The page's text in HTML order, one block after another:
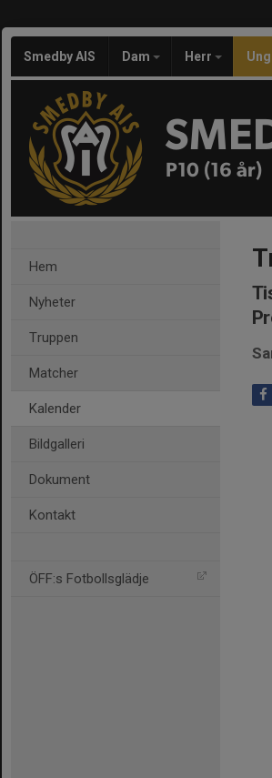
Smedby AIS Dam Herr
P10 (16 år)
Hem
Nyheter
Truppen
Matcher
Kalender
Bildgalleri
Dokument
Kontakt
ÖFF:s Fotbollsglädje